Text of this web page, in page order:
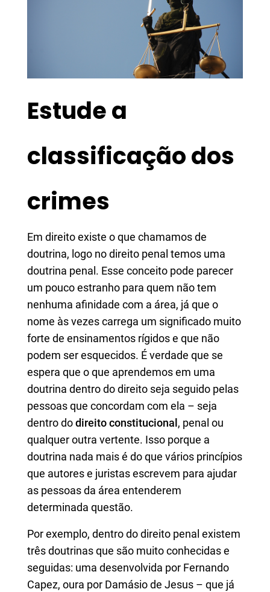
Estude a
classificação dos
crimes
Em direito existe o que chamamos de
doutrina, logo no direito penal temos uma
doutrina penal. Esse conceito pode parecer
um pouco estranho para quem não tem
nenhuma afinidade com a área, já que o
nome às vezes carrega um significado muito
forte de ensinamentos rígidos e que não
podem ser esquecidos. É verdade que se
espera que o que aprendemos em uma
doutrina dentro do direito seja seguido pelas
pessoas que concordam com ela – seja
dentro dodireito constitucional , penal ou
qualquer outra vertente. Isso porque a
doutrina nada mais é do que vários princípios
que autores e juristas escrevem para ajudar
as pessoas da área entenderem
determinada questão.
Por exemplo, dentro do direito penal existem
três doutrinas que são muito conhecidas e
seguidas: uma desenvolvida por Fernando
Capez, oura por Damásio de Jesus – que já